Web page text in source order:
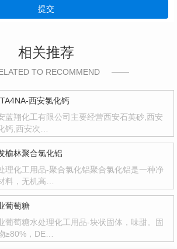
提交
相关推荐
TO RECOMMEND
西安氯化钙
蓝翔化工有限公司主要经营西安石英砂,西安
钙,西安次…
榆林聚合氯化铝
理化工用品-聚合氯化铝聚合氯化铝是一种净
料，无机高…
葡萄糖
葡萄糖水处理化工用品-块状固体，味甜。固
≥80%，DE…